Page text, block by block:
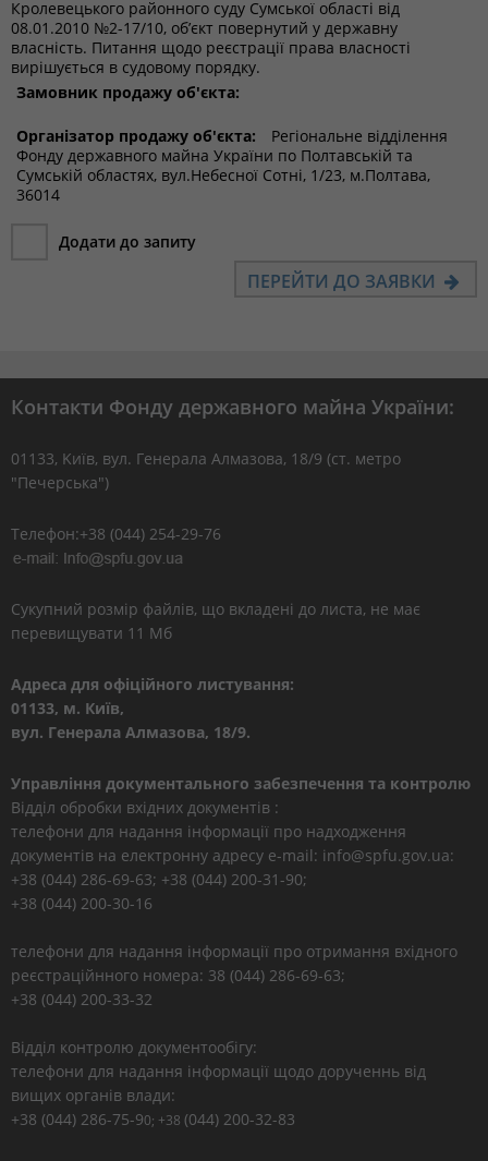
Кролевецького районного суду Сумської області від
08.01.2010 №2-17/10, об’єкт повернутий у державну
власність. Питання щодо реєстрації права власності
вирішується в судовому порядку.
Замовник продажу об'єкта:
Організатор продажу об'єкта:
Регіональне відділення
Фонду державного майна України по Полтавській та
Сумській областях, вул.Небесної Сотні, 1/23, м.Полтава,
36014
Додати до запиту
ПЕРЕЙТИ ДО ЗАЯВКИ
Контакти Фонду державного майна України:
01133, Kиїв, вул. Генерала Алмазова, 18/9 (ст. метро
"Печерська")
Телефон:+38 (044) 254-29-76
Сукупний розмір файлів, що вкладені до листа, не має
перевищувати 11 Мб
Адреса для офіційного листування:
01133, м. Київ,
вул. Генерала Алмазова, 18/9.
Управління документального забезпечення та контролю
Відділ обробки вхідних документів :
телефони для надання інформації про надходження
документів на електронну адресу e-mail: info@spfu.gov.ua:
+38 (044) 286-69-63; +38 (044) 200-31-90;
+38 (044) 200-30-16
телефони для надання інформації про отримання вхідного
реєстраційнного номера: 38 (044) 286-69-63;
+38 (044) 200-33-32
Відділ контролю документообігу:
телефони для надання інформації щодо дорученнь від
вищих органів влади:
+38 (044) 286-75-90; +38 (044) 200-32-83